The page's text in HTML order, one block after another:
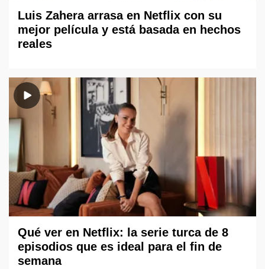
Luis Zahera arrasa en Netflix con su
mejor película y está basada en hechos
reales
Qué ver en Netflix: la serie turca de 8
episodios que es ideal para el fin de
semana